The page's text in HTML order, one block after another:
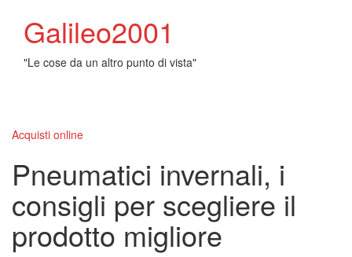
Galileo2001
"Le cose da un altro punto di vista"
Acquisti online
Pneumatici invernali, i
consigli per scegliere il
prodotto migliore